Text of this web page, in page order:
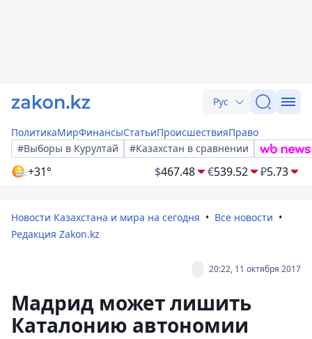
Рус
ПолитикаМирФинансыСтатьиПроисшествияПраво
#Выборы в Курултай
#Казахстан в сравнении
+31° $467.48 €539.52 ₽5.73
Новости Казахстана и мира на сегодня
Все новости
Редакция Zakon.kz
20:22, 11 октября 2017
Мадрид может лишить
Каталонию автономии